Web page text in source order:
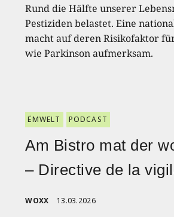
Rund die Hälfte unserer
Pestiziden belastet. Eine
macht auf deren Risikofaktor
wie Parkinson aufmerksam.
ËMWELT PODCAST
Am Bistro mat der
– Directive de la
WOXX 13.03.2026